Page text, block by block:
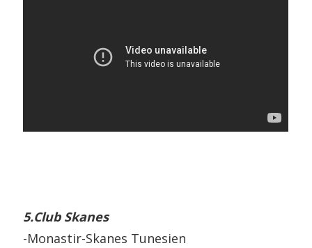
5.Club Skanes
-Monastir-Skanes Tunesien